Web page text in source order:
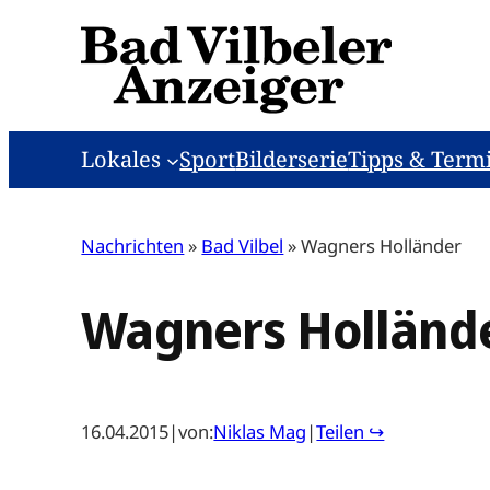
Lokales SportBilderserieTipps &
Nachrichten » Bad Vilbel »Wagners Holländer
Wagners
16.04.2015|von:Niklas Mag |Teilen ↪